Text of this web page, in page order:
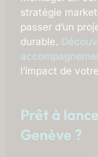
stratégie
passer d’un
durable.
l’impact de
Prêt à
Genève ?